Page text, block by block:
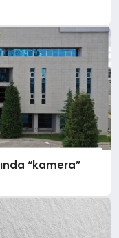
“kamera”